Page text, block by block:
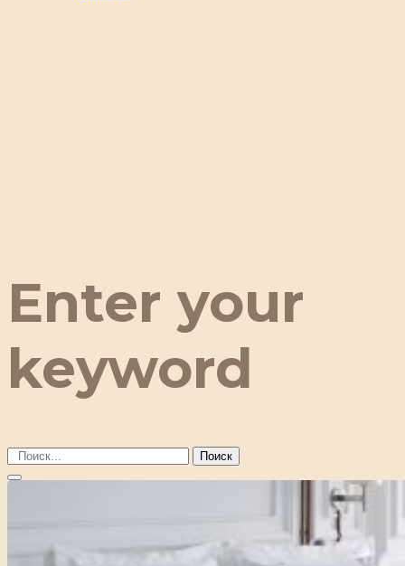
Enter your
keyword
Поиск